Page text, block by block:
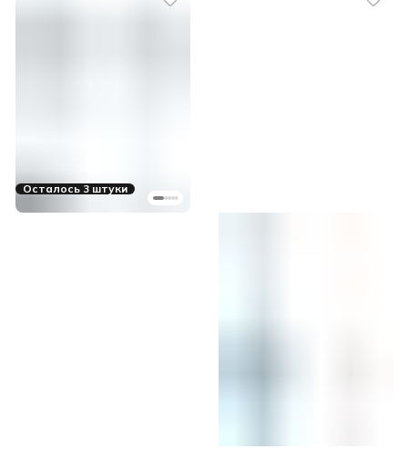
Осталось 3 штуки